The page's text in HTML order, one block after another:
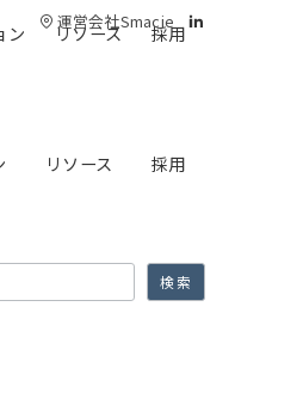
運営会社Smacie
リソース 採用
ン リソース 採用
検索